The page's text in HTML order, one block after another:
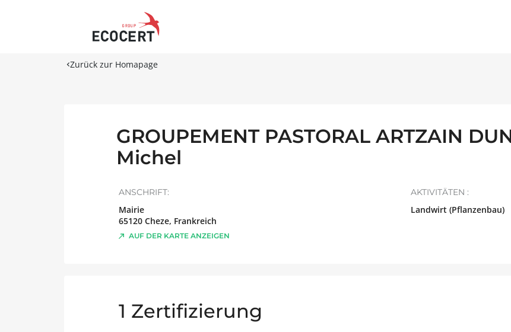
Zurück zur Homapage
GROUPEMENT PASTORAL ARTZAIN
Michel
ANSCHRIFT:
Mairie
65120 Cheze, Frankreich
AUF DER KARTE ANZEIGEN
AKTIVITÄTEN :
Landwirt (Pflanzenbau)
1 Zertifizierung